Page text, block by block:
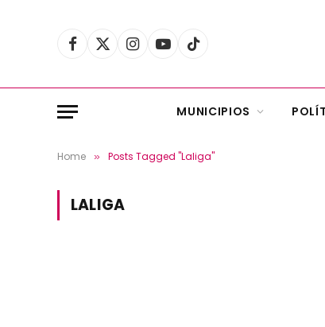
Facebook
X
Instagram
YouTubeTikTok
MUNICIPIOS
Home » Posts Tagged "Laliga"
LALIGA